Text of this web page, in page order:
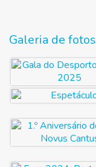
Galeria de fotos